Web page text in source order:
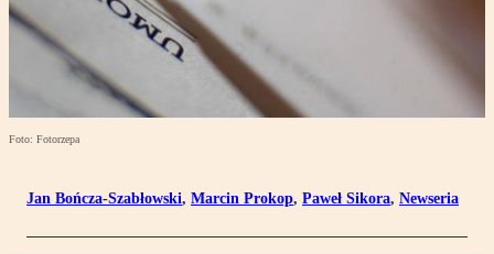
Foto: Fotorzepa
Jan Bończa-Szabłowski, Marcin Prokop, Paweł Sikora, Newseria